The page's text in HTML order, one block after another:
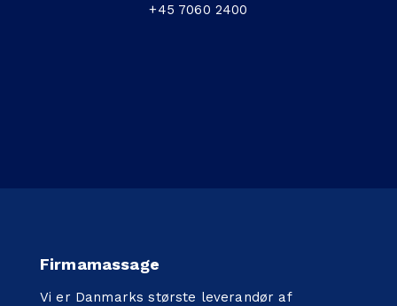
+45 7060 2400
Firmamassage
Vi er Danmarks største leverandør af